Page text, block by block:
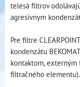
telesá filtrov
agresívnym
Pre filtre
kondenzátu
kontaktom,
filtračného elementu).